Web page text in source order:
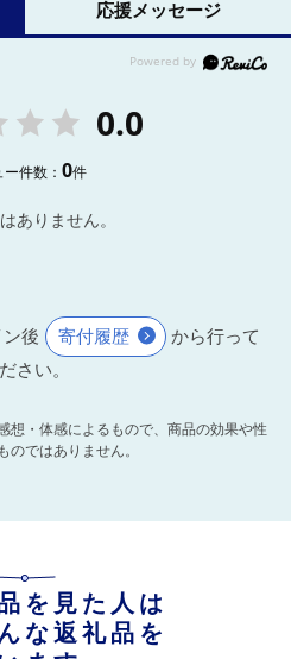
応援メッセージ
0.0
ー件数：0件
ありません。
後 寄付履歴
から行って
さい。
・体感によるもので、商品の効果や性
のではありません。
を見た人は
な返礼品を